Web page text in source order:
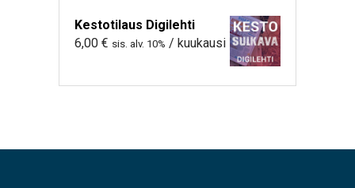
Kestotilaus Digilehti
6,00 € sis. alv. 10% / kuukausi